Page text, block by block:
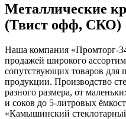
Металлические
(Твист офф, СКО)
Наша компания «Промторг-
продажей широкого
сопутствующих товаров для
продукции. Производство
разного размера, от
и соков до 5-литровых
«Камышинский